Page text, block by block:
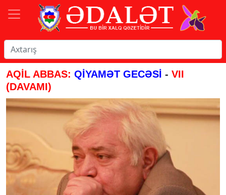
AQİL ABBAS: QİYAMƏT GECƏSİ - VII
(DAVAMI)